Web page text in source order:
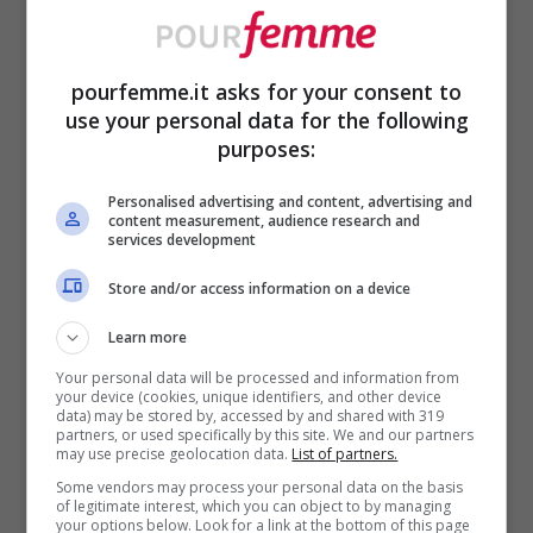
I migliori 3 profumi secchi da donna dell’estate 2025 –
pourfemme.it
È la scelta ideale per chi non sopporta le
fragranze dolci o floreali, ma vuole
comunque lasciare il segno con un
profumo inaspettato. Inoltre, ha fatto molto
parlare i creator specializzati in profumi su
Tik Tok.
“Gaiac 10”di Le Labo è unafragranza di
nicchiache ha conquistato lo status di
pourfemme.it asks for your consent to
use your personal data for the following
purposes:
Personalised advertising and content, advertising and
content measurement, audience research and
services development
Store and/or access information on a device
Learn more
Your personal data will be processed and information from
your device (cookies, unique identifiers, and other device
data) may be stored by, accessed by and shared with 319
partners, or used specifically by this site. We and our partners
may use precise geolocation data. List of partners.
Some vendors may process your personal data on the basis
of legitimate interest, which you can object to by managing
your options below. Look for a link at the bottom of this page